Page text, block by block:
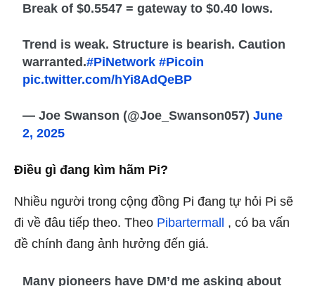
Break of $0.5547 = gateway to $0.40 lows.
Trend is weak. Structure is bearish. Caution
warranted.#PiNetwork #Picoin
pic.twitter.com/hYi8AdQeBP
— Joe Swanson (@Joe_Swanson057)June
2, 2025
Điều gì đang kìm hãm Pi?
Nhiều người trong cộng đồng Pi đang tự hỏi Pi sẽ
đi về đâu tiếp theo. Theo Pibartermall , có ba vấn
đề chính đang ảnh hưởng đến giá.
Many pioneers have DM’d me asking about